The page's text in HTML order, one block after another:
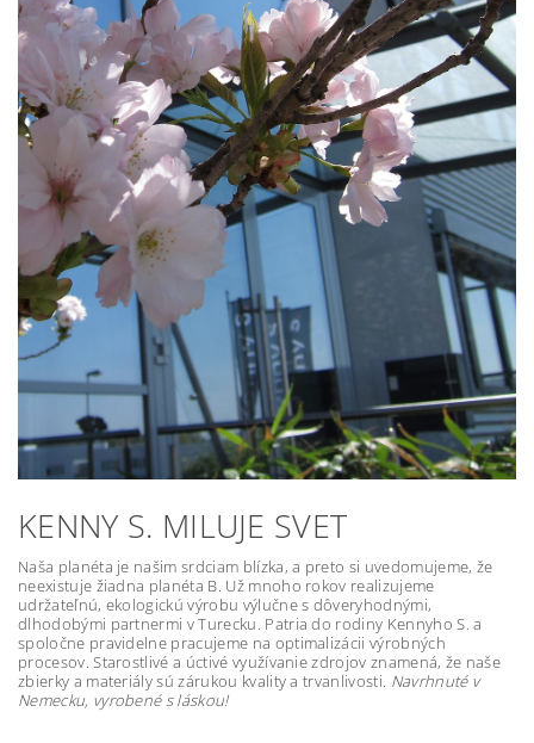
KENNY S. MILUJE SVET
Naša planéta je našim srdciam blízka, a preto si uvedomujeme, že
neexistuje žiadna planéta B. Už mnoho rokov realizujeme
udržateľnú, ekologickú výrobu výlučne s dôveryhodnými,
dlhodobými partnermi v Turecku. Patria do rodiny Kennyho S. a
spoločne pravidelne pracujeme na optimalizácii výrobných
procesov. Starostlivé a úctivé využívanie zdrojov znamená, že naše
zbierky a materiály sú zárukou kvality a trvanlivosti. Navrhnuté v
Nemecku, vyrobené s láskou!